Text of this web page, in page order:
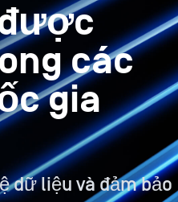
được
các
gia
dữ liệu và đảm bảo